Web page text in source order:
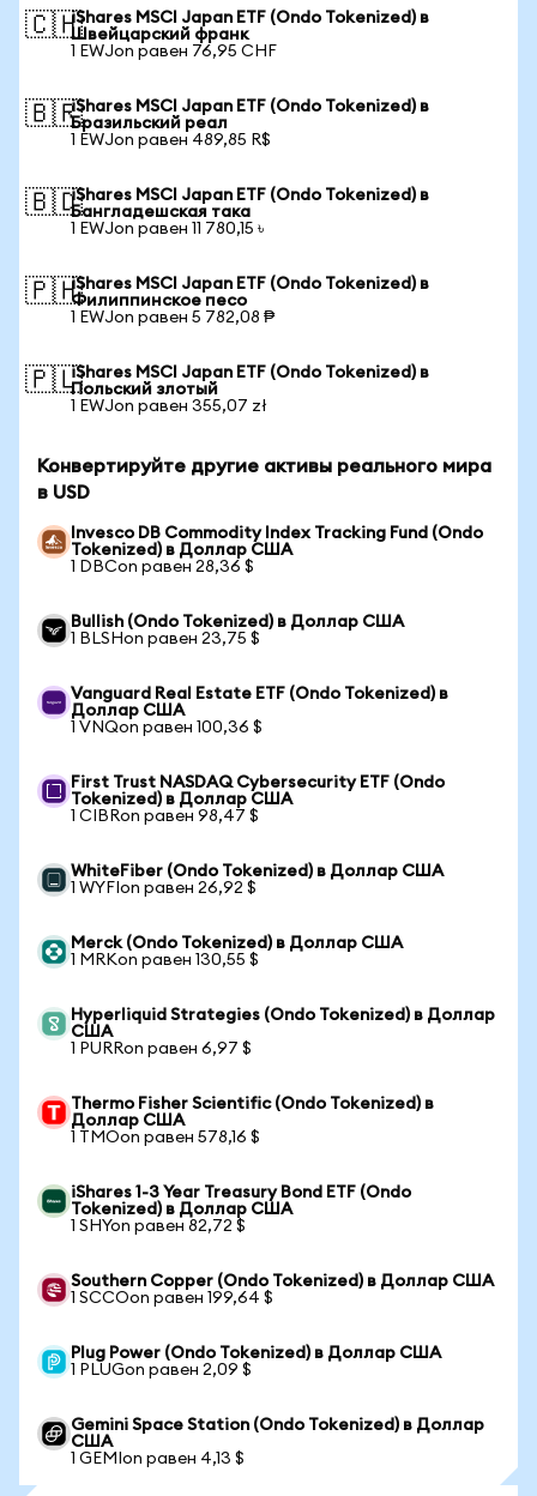
🇨🇭iShares MSCI Japan ETF (Ondo Tokenized) в
Швейцарский франк
1 EWJon равен 76,95 CHF
🇧🇷iShares MSCI Japan ETF (Ondo Tokenized) в
Бразильский реал
1 EWJon равен 489,85 R$
🇧🇩iShares MSCI Japan ETF (Ondo Tokenized) в
Бангладешская така
1 EWJon равен 11 780,15 ৳
🇵🇭iShares MSCI Japan ETF (Ondo Tokenized) в
Филиппинское песо
1 EWJon равен 5 782,08 ₱
🇵🇱iShares MSCI Japan ETF (Ondo Tokenized) в
Польский злотый
1 EWJon равен 355,07 zł
Конвертируйте другие активы реального мира
в USD
Invesco DB Commodity Index Tracking Fund (Ondo
Tokenized) в Доллар США
1 DBCon равен 28,36 $
Bullish (Ondo Tokenized) в Доллар США
1 BLSHon равен 23,75 $
Vanguard Real Estate ETF (Ondo Tokenized) в
Доллар США
1 VNQon равен 100,36 $
First Trust NASDAQ Cybersecurity ETF (Ondo
Tokenized) в Доллар США
1 CIBRon равен 98,47 $
WhiteFiber (Ondo Tokenized) в Доллар США
1 WYFIon равен 26,92 $
Merck (Ondo Tokenized) в Доллар США
1 MRKon равен 130,55 $
Hyperliquid Strategies (Ondo Tokenized) в Доллар
США
1 PURRon равен 6,97 $
Thermo Fisher Scientific (Ondo Tokenized) в
Доллар США
1 TMOon равен 578,16 $
iShares 1-3 Year Treasury Bond ETF (Ondo
Tokenized) в Доллар США
1 SHYon равен 82,72 $
Southern Copper (Ondo Tokenized) в Доллар США
1 SCCOon равен 199,64 $
Plug Power (Ondo Tokenized) в Доллар США
1 PLUGon равен 2,09 $
Gemini Space Station (Ondo Tokenized) в Доллар
США
1 GEMIon равен 4,13 $